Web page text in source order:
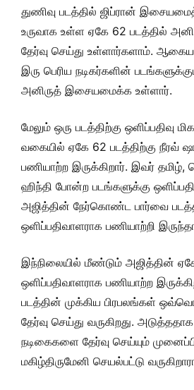
துணிவு படத்தில் ஜிப்ரான்
உருவாக உள்ள ஏகே 62 படத்தில்
தேர்வு செய்து உள்ளார்களாம்.
இரு பெரிய நடிகர்களின்
அனிருத் இசையமைக்க உள்ளார்.
மேலும் ஒரு படத்திற்கு ஒளிப்பதிவு
வகையில் ஏகே 62 படத்திற்கு நீரவ்
பணியாற்ற இருக்கிறார். இவர் தமிழ்,
ஹிந்தி போன்ற படங்களுக்கு
அஜித்தின் நேர்கொண்ட பார்வை
ஒளிப்பதிவாளராக பணியாற்றி
இந்நிலையில் மீண்டும் அஜித்தின்
ஒளிப்பதிவாளராக பணியாற்ற
படத்தின் முக்கிய பிரபலங்கள்
தேர்வு செய்து வருகிறது.
நடிகைகளை தேர்வு செய்யும்
மகிழ்திருமேனி செயல்பட்டு